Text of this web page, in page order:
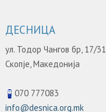
ДЕСНИЦА
ул. Тодор Чангов бр, 17/31
Скопје,Македонија
070 777083
info@desnica.org.mk